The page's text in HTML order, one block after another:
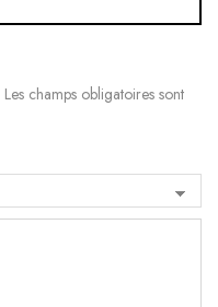
Les champs obligatoires sont